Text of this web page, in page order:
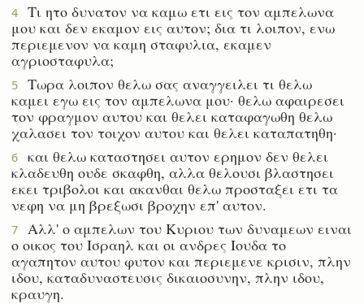
4
Τι ητο δυνατον να καμω ετι εις τον αμπελωνα
μου και δεν εκαμον εις αυτον; δια τι λοιπον, ενω
περιεμενον να καμη σταφυλια, εκαμεν
αγριοσταφυλα;
5
Τωρα λοιπον θελω σας αναγγειλει τι θελω
καμει εγω εις τον αμπελωνα μου· θελω αφαιρεσει
τον φραγμον αυτου και θελει καταφαγωθη θελω
χαλασει τον τοιχον αυτου και θελει καταπατηθη·
6
και θελω καταστησει αυτον ερημον δεν θελει
κλαδευθη ουδε σκαφθη, αλλα θελουσι βλαστησει
εκει τριβολοι και ακανθαι θελω προσταξει ετι τα
νεφη να μη βρεξωσι βροχην επ' αυτον.
7
Αλλ' ο αμπελων του Κυριου των δυναμεων ειναι
ο οικος του Ισραηλ και οι ανδρες Ιουδα το
αγαπητον αυτου φυτον και περιεμενε κρισιν, πλην
ιδου, καταδυναστευσις δικαιοσυνην, πλην ιδου,
κραυγη.